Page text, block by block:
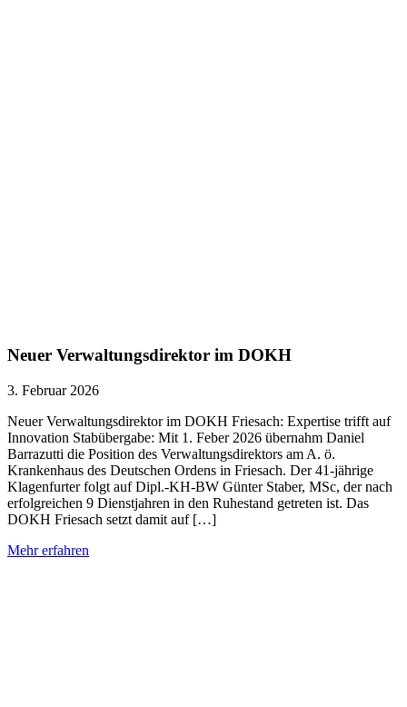
Neuer Verwaltungsdirektor im DOKH
3. Februar 2026
Neuer Verwaltungsdirektor im DOKH Friesach: Expertise trifft auf
Innovation Stabübergabe: Mit 1. Feber 2026 übernahm Daniel
Barrazutti die Position des Verwaltungsdirektors am A. ö.
Krankenhaus des Deutschen Ordens in Friesach. Der 41-jährige
Klagenfurter folgt auf Dipl.-KH-BW Günter Staber, MSc, der nach
erfolgreichen 9 Dienstjahren in den Ruhestand getreten ist. Das
DOKH Friesach setzt damit auf […]
Mehr erfahren